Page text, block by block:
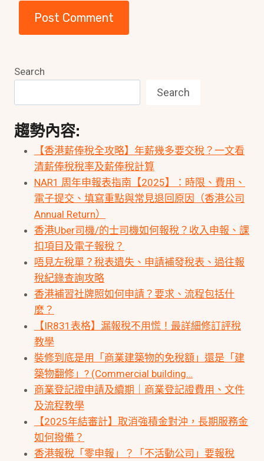
Search
Search
趨勢內容:
【香港薪俸稅全攻略】年薪幾多要交稅？一文看
清薪俸稅稅率及薪俸稅計算
NAR1 周年申報表指南【2025】：時限、費用、
電子提交、填寫重點與常見退回原因（香港公司
Annual Return）
香港Uber司機/的士司機如何報稅？收入申報、課
扣項目及電子報稅？
唔見左稅單？稅表遺失、申請補發稅表、過往報
稅紀錄查詢攻略
香港補習社牌照如何申請？要求、流程包括什
麼？
【IR831表格】漏報稅不用慌！最詳細修訂評稅
教學
裝修到底是用「商業建築物的免稅額」還是「建
築物翻修」? (Commercial building…
商業登記證申請及續期｜商業登記證費用、文件
及流程教學
【2025年結審計】取消強積金對沖，長期服務金
如何撥備？
香港報稅「零申報」？「不活動公司」要報稅